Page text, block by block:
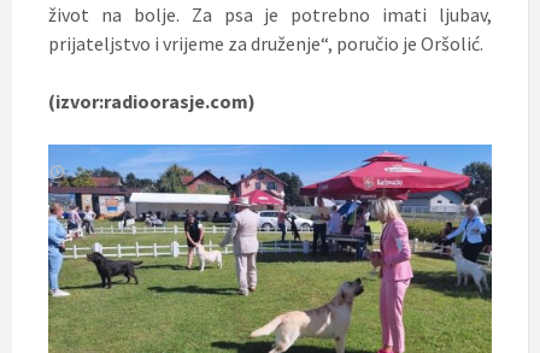
život na bolje. Za psa je potrebno imati ljubav,
prijateljstvo i vrijeme za druženje“, poručio je Oršolić.
(izvor:radioorasje.com)